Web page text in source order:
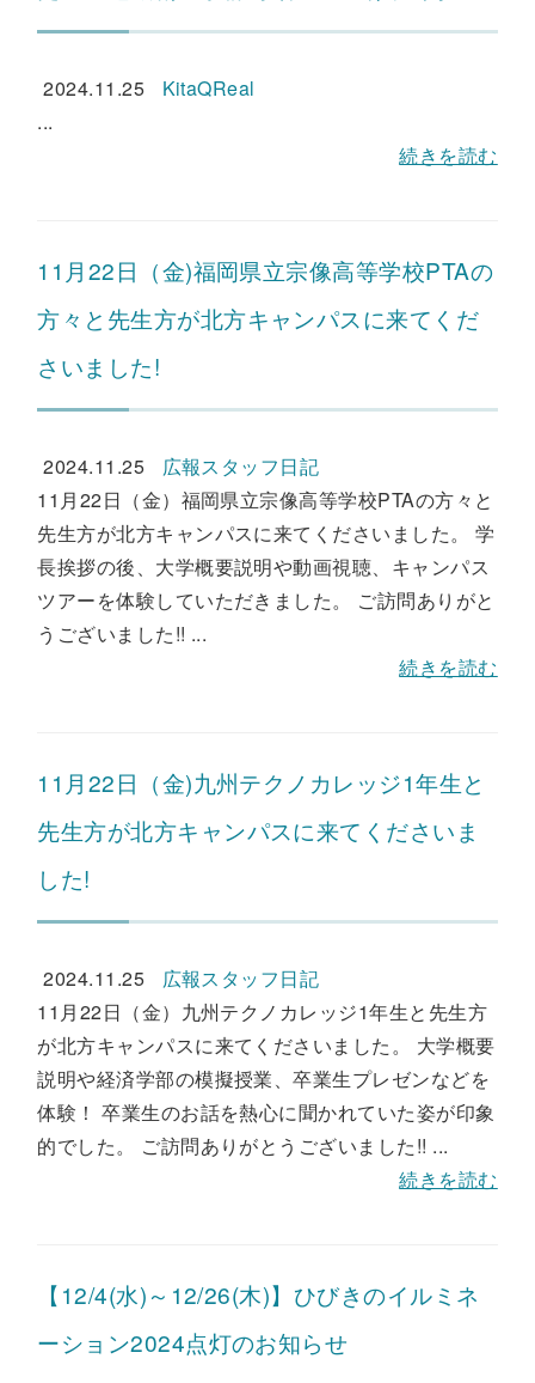
2024.11.25
KitaQReal
...
続きを読む
11月22日（金)福岡県立宗像高等学校PTAの
方々と先生方が北方キャンパスに来てくだ
さいました!
2024.11.25
広報スタッフ日記
11月22日（金）福岡県立宗像高等学校PTAの方々と
先生方が北方キャンパスに来てくださいました。 学
長挨拶の後、大学概要説明や動画視聴、キャンパス
ツアーを体験していただきました。 ご訪問ありがと
うございました!! ...
続きを読む
11月22日（金)九州テクノカレッジ1年生と
先生方が北方キャンパスに来てくださいま
した!
2024.11.25
広報スタッフ日記
11月22日（金）九州テクノカレッジ1年生と先生方
が北方キャンパスに来てくださいました。 大学概要
説明や経済学部の模擬授業、卒業生プレゼンなどを
体験！ 卒業生のお話を熱心に聞かれていた姿が印象
的でした。 ご訪問ありがとうございました!! ...
続きを読む
【12/4(水)～12/26(木)】ひびきのイルミネ
ーション2024点灯のお知らせ